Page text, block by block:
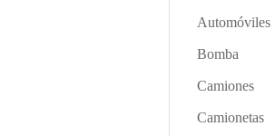
Automóviles
Bomba
Camiones
Camionetas